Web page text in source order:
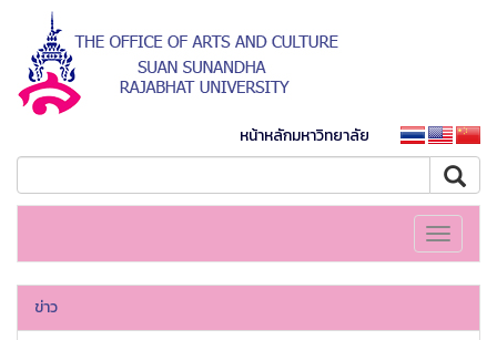
หน้าหลักมหาวิทยาลัย
Toggle
ข่าว